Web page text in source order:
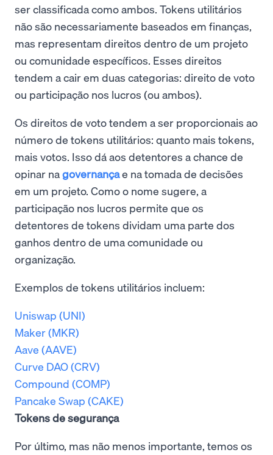
ser classificada como ambos. Tokens utilitários
não são necessariamente baseados em finanças,
mas representam direitos dentro de um projeto
ou comunidade específicos. Esses direitos
tendem a cair em duas categorias: direito de voto
ou participação nos lucros (ou ambos).
Os direitos de voto tendem a ser proporcionais ao
número de tokens utilitários: quanto mais tokens,
mais votos. Isso dá aos detentores a chance de
opinar nagovernançae na tomada de decisões
em um projeto. Como o nome sugere, a
participação nos lucros permite que os
detentores de tokens dividam uma parte dos
ganhos dentro de uma comunidade ou
organização.
Exemplos de tokens utilitários incluem:
Uniswap (UNI)
Maker (MKR)
Aave (AAVE)
Curve DAO (CRV)
Compound (COMP)
Pancake Swap (CAKE)
Tokens de segurança
Por último, mas não menos importante, temos os